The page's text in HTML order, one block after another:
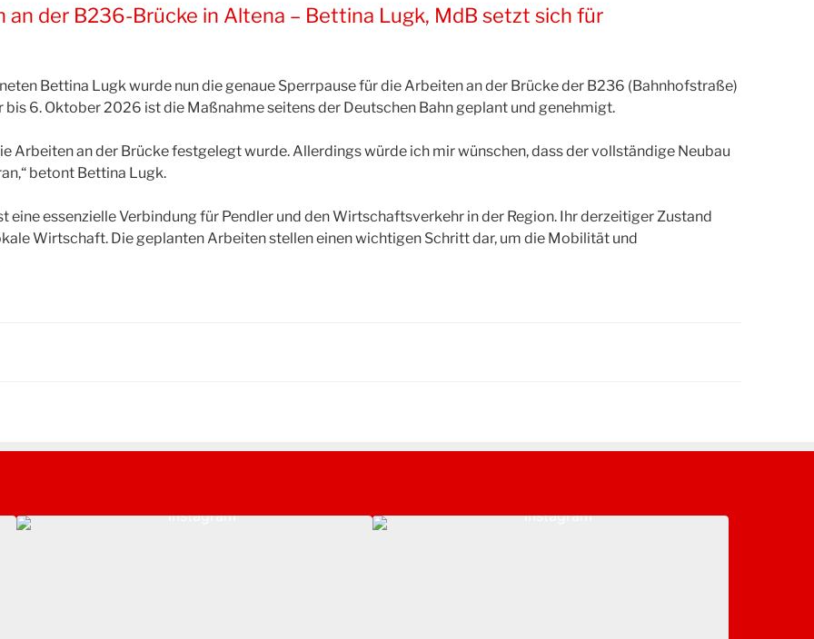
der B236-Brücke in Altena – Bettina Lugk, MdB setzt sich für
Bettina Lugk wurde nun die genaue Sperrpause für die Arbeiten an der Brücke der B236 (Bahnhofstraße)
6. Oktober 2026 ist die Maßnahme seitens der Deutschen Bahn geplant und genehmigt.
Arbeiten an der Brücke festgelegt wurde. Allerdings würde ich mir wünschen, dass der vollständige Neubau
betont Bettina Lugk.
eine essenzielle Verbindung für Pendler und den Wirtschaftsverkehr in der Region. Ihr derzeitiger Zustand
Wirtschaft. Die geplanten Arbeiten stellen einen wichtigen Schritt dar, um die Mobilität und